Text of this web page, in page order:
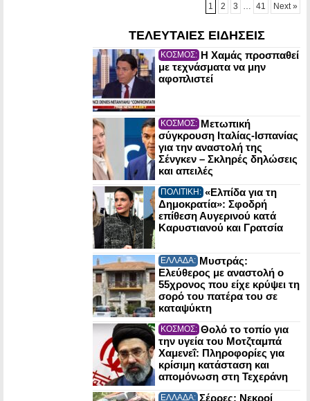
1 2 3 41 Next »
ΤΕΛΕΥΤΑΙΕΣ ΕΙΔΗΣΕΙΣ
ΚΟΣΜΟΣ: Η Χαμάς προσπαθεί
με τεχνάσματα να μην
αφοπλιστεί
ΚΟΣΜΟΣ: Μετωπική
σύγκρουση Ιταλίας-Ισπανίας
για την αναστολή της
Σένγκεν – Σκληρές δηλώσεις
και απειλές
ΠΟΛΙΤΙΚΗ: «Ελπίδα για τη
Δημοκρατία»: Σφοδρή
επίθεση Αυγερινού κατά
Καρυστιανού και Γρατσία
ΕΛΛΑΔΑ: Μυστράς:
Ελεύθερος με αναστολή ο
55χρονος που είχε κρύψει τη
σορό του πατέρα του σε
καταψύκτη
ΚΟΣΜΟΣ: Θολό το τοπίο για
την υγεία του Μοτζταμπά
Χαμενεΐ: Πληροφορίες για
κρίσιμη κατάσταση και
απομόνωση στη Τεχεράνη
ΕΛΛΑΔΑ: Σέρρες: Νεκροί